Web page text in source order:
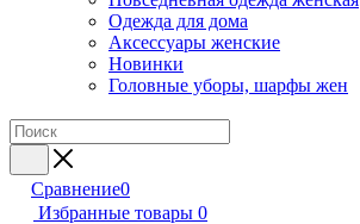
Одежда для дома
Аксессуары женские
Новинки
Головные уборы, шарфы жен
Сравнение0
Избранные товары 0